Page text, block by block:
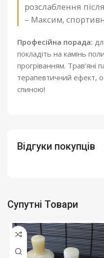
розслаблення
– Максим,
Професійна порада:
покладіть на камінь
прогріванням. Трав’яні
терапевтичний ефект,
спиною!
Відгуки покупців
Супутні Товари